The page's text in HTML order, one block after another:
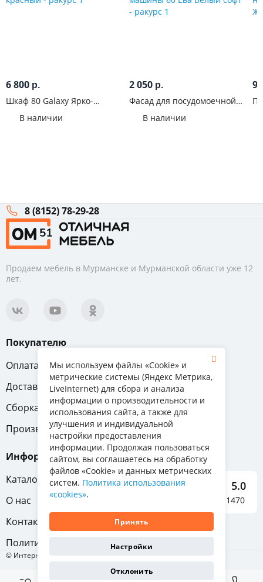
6 800 р.
Шкаф 80 Galaxy Ярко-
В наличии
2 050 р.
Фасад для посудомоечной
В наличии
8 (8152) 78-29-28
Продаем мебель в Мурманске и Мурманской области уже 12
лет.
Покупателю
Оплата
Вопрос-ответ
Доставка
Обмен и возврат
Сборка
Гарантия
Производители
Информация
Каталог мебели
О нас
Контакты
Политика конфиденциальности
5.0
Отзывы о нас 1470
© Интернет-магазин «Отличная мебель», 2011-2026
Мы используем файлы «Cookie» и
метрические системы (Яндекс Метрика,
LiveInternet) для сбора и анализа
информации о производительности и
использования сайта, а также для
улучшения и индивидуальной
настройки предоставления
информации. Продолжая пользоваться
сайтом, вы соглашаетесь на обработку
файлов «Cookie» и данных метрических
систем. Политика использования
«cookies».
Принять
Настройки
Отклонить